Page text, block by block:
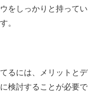
をしっかりと持ってい
。
るには、メリットとデ
検討することが必要で